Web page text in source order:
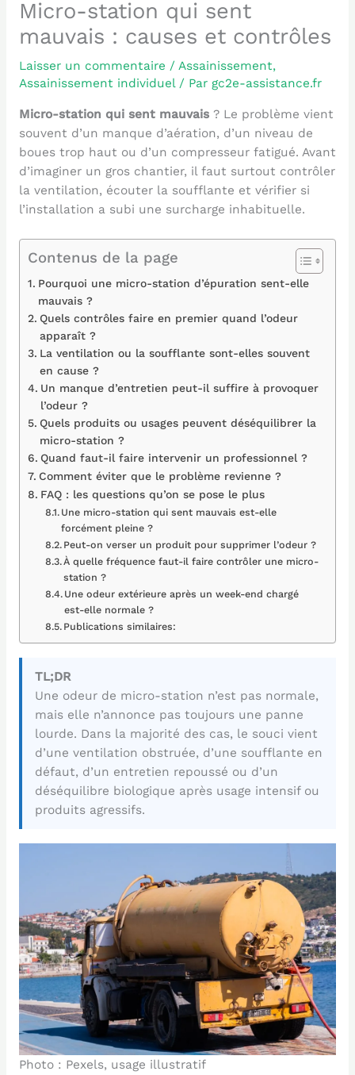
Micro-station qui sent
mauvais : causes et contrôles
Laisser un commentaire / Assainissement,
Assainissement individuel/ Par gc2e-assistance.fr
Micro-station qui sent mauvais? Le problème vient
souvent d’un manque d’aération, d’un niveau de
boues trop haut ou d’un compresseur fatigué. Avant
d’imaginer un gros chantier, il faut surtout contrôler
la ventilation, écouter la soufflante et vérifier si
l’installation a subi une surcharge inhabituelle.
Contenus de la page
Pourquoi une micro-station d’épuration sent-elle
mauvais ?
Quels contrôles faire en premier quand l’odeur
apparaît ?
La ventilation ou la soufflante sont-elles souvent
en cause ?
Un manque d’entretien peut-il suffire à provoquer
l’odeur ?
Quels produits ou usages peuvent déséquilibrer la
micro-station ?
Quand faut-il faire intervenir un professionnel ?
Comment éviter que le problème revienne ?
FAQ : les questions qu’on se pose le plus
Une micro-station qui sent mauvais est-elle
forcément pleine ?
Peut-on verser un produit pour supprimer l’odeur ?
À quelle fréquence faut-il faire contrôler une micro-
station ?
Une odeur extérieure après un week-end chargé
est-elle normale ?
Publications similaires:
TL;DR
Une odeur de micro-station n’est pas normale,
mais elle n’annonce pas toujours une panne
lourde. Dans la majorité des cas, le souci vient
d’une ventilation obstruée, d’une soufflante en
défaut, d’un entretien repoussé ou d’un
déséquilibre biologique après usage intensif ou
produits agressifs.
Photo : Pexels, usage illustratif